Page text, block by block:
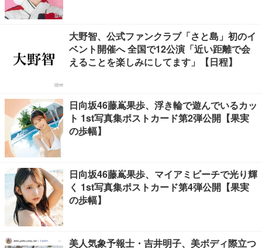
大野智、公式ファンクラブ「さと島」初のイ
ベント開催へ 全国で12公演「近い距離で会
えることを楽しみにしてます」【日程】
日向坂46藤嶌果歩、浮き輪で遊んでいるカッ
ト 1st写真集ポストカード第2弾公開【果実
の歩幅】
日向坂46藤嶌果歩、マイアミビーチで光り輝
く 1st写真集ポストカード第4弾公開【果実
の歩幅】
美人気象予報士・吉井明子、美ボディ際立つ